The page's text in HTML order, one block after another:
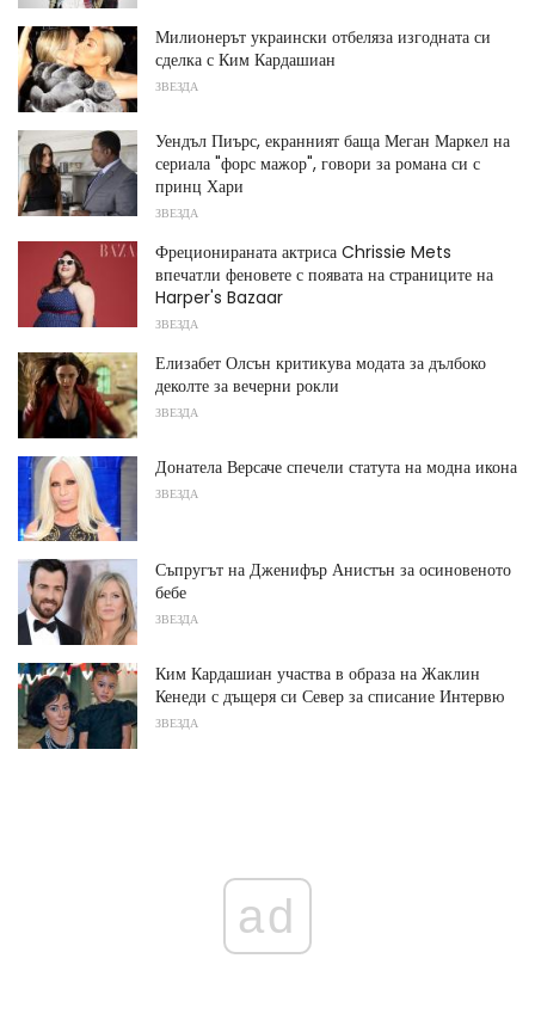
Милионерът украински отбеляза изгодната си
сделка с Ким Кардашиан
ЗВЕЗДА
Уендъл Пиърс, екранният баща Меган Маркел на
сериала "форс мажор", говори за романа си с
принц Хари
ЗВЕЗДА
Фреционираната актриса Chrissie Mets
впечатли феновете с появата на страниците на
Harper's Bazaar
ЗВЕЗДА
Елизабет Олсън критикува модата за дълбоко
деколте за вечерни рокли
ЗВЕЗДА
Донатела Версаче спечели статута на модна икона
ЗВЕЗДА
Съпругът на Дженифър Анистън за осиновеното
бебе
ЗВЕЗДА
Ким Кардашиан участва в образа на Жаклин
Кенеди с дъщеря си Север за списание Интервю
ЗВЕЗДА
ad